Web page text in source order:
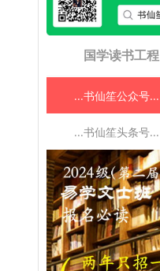
国学读书工程
...书仙笙公众号...
...书仙笙头条号...